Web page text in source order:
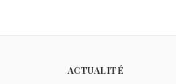
sont nés à Cedar Rapids.
ACTUALITÉ